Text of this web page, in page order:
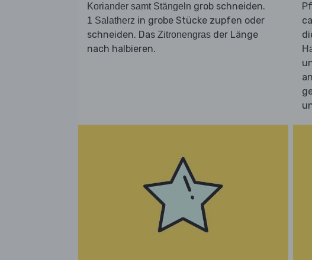
Koriander samt Stängeln grob schneiden.
1 Salatherz in grobe Stücke zupfen oder
schneiden. Das Zitronengras der Länge
nach halbieren.